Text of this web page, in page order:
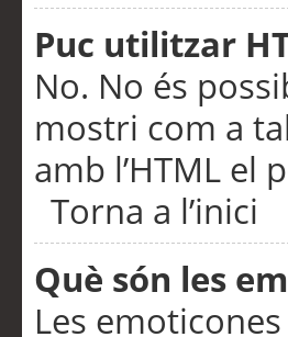
Puc utilitzar
No. No és
mostri com a
amb l’HTML el
Torna a l’inici
Què són les
Les